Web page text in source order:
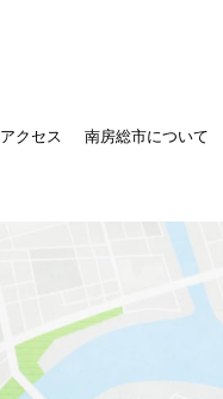
アクセス 南房総市について